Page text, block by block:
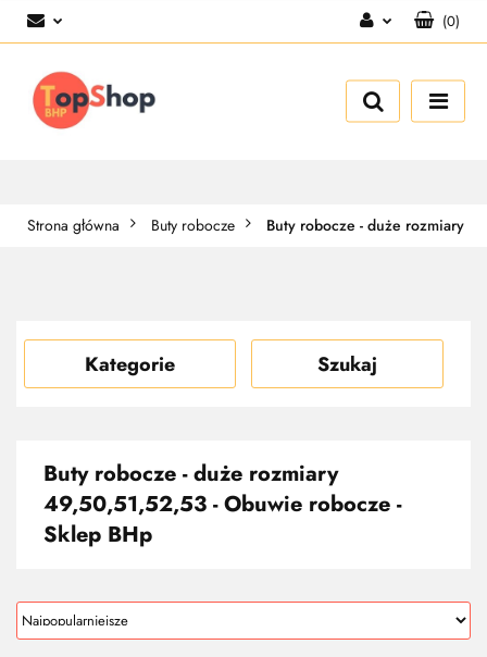
Zarejestruj się
(0)
Strona główna Buty robocze Buty robocze - duże rozmiary
Kategorie Szukaj
Buty robocze - duże rozmiary
49,50,51,52,53 - Obuwie robocze -
Sklep BHp